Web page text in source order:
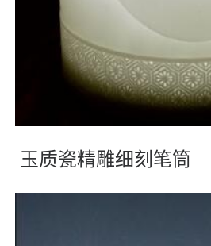
玉质瓷精雕细刻笔筒